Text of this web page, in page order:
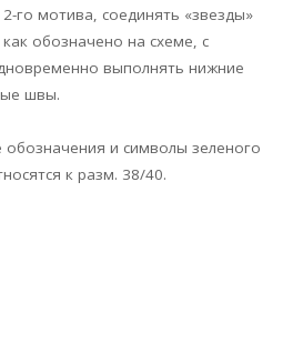
го мотива, соединять «звезды»
обозначено на схеме, с
выполнять нижние
швы.
обозначения и символы зеленого
к разм. 38/40.